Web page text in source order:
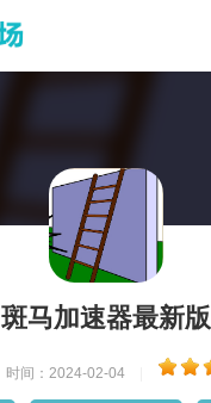
斑马加速器最新版
时间：2024-02-04